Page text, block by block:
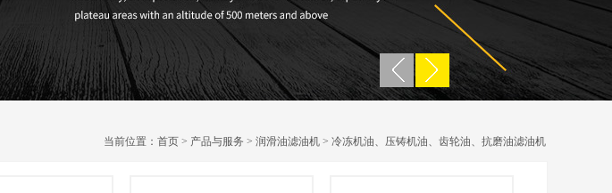
当前位置： 首页 > 产品与服务 > 润滑油滤油机 > 冷冻机油、压铸机油、齿轮油、抗磨油滤油机